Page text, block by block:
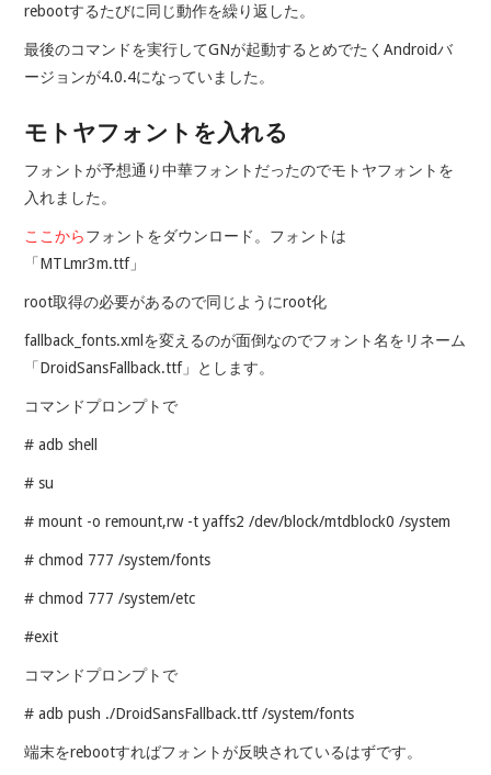
rebootするたびに同じ動作を繰り返した。
最後のコマンドを実行してGNが起動するとめでたくAndroidバ
ージョンが4.0.4になっていました。
モトヤフォントを入れる
フォントが予想通り中華フォントだったのでモトヤフォントを
入れました。
ここからフォントをダウンロード。フォントは
「MTLmr3m.ttf」
root取得の必要があるので同じようにroot化
fallback_fonts.xmlを変えるのが面倒なのでフォント名をリネーム
「DroidSansFallback.ttf」とします。
コマンドプロンプトで
# adb shell
# su
# mount -o remount,rw -t yaffs2 /dev/block/mtdblock0 /system
# chmod 777 /system/fonts
# chmod 777 /system/etc
#exit
コマンドプロンプトで
# adb push ./DroidSansFallback.ttf /system/fonts
端末をrebootすればフォントが反映されているはずです。